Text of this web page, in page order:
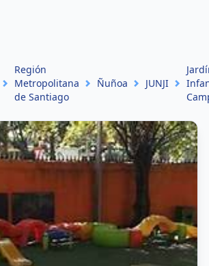
Región
Metropolitana
de Santiago
Ñuñoa JUNJI